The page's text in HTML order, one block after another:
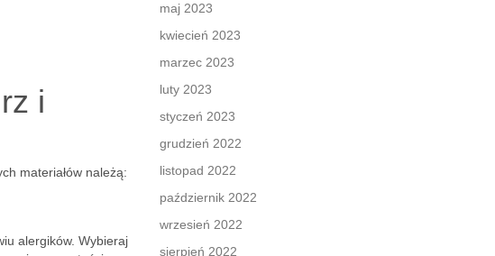
i
materiałów należą:
alergików. Wybieraj
maj 2023
kwiecień 2023
marzec 2023
luty 2023
styczeń 2023
grudzień 2022
listopad 2022
październik 2022
wrzesień 2022
sierpień 2022